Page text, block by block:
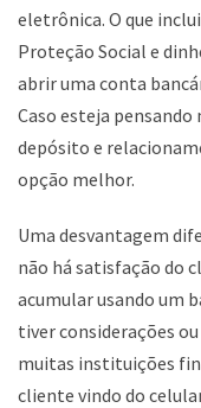
eletrônica. O que
Proteção Social e
abrir uma conta
Caso esteja
depósito e
opção melhor.
Uma desvantagem
não há satisfação do
acumular usando um
tiver considerações
muitas instituições
cliente vindo do